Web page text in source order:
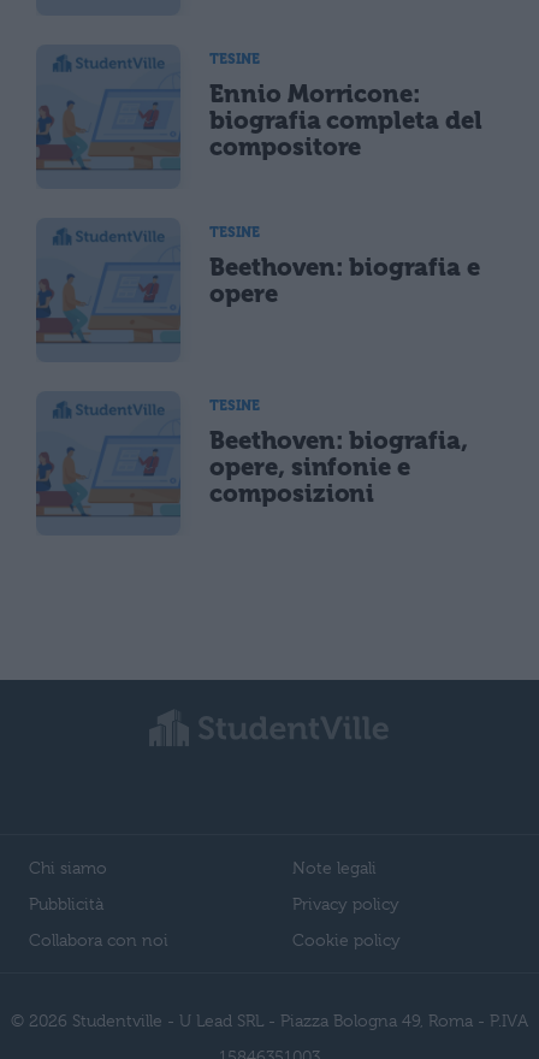
TESINE
Ennio Morricone:
biografia completa del
compositore
TESINE
Beethoven: biografia e
opere
TESINE
Beethoven: biografia,
opere, sinfonie e
composizioni
Chi siamo
Pubblicità
Collabora con noi
Note legali
Privacy policy
Cookie policy
© 2026 Studentville - U Lead SRL - Piazza Bologna 49, Roma - P.IVA